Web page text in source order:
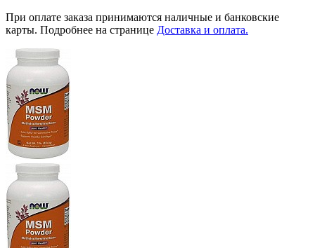
При оплате заказа принимаются наличные и банковские
карты. Подробнее на странице Доставка и оплата.